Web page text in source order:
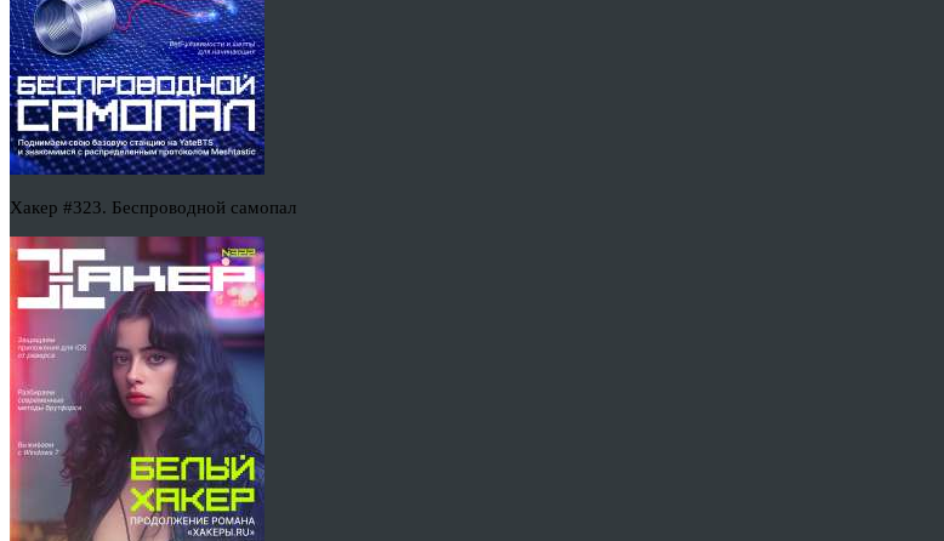
Хакер #323. Беспроводной самопал